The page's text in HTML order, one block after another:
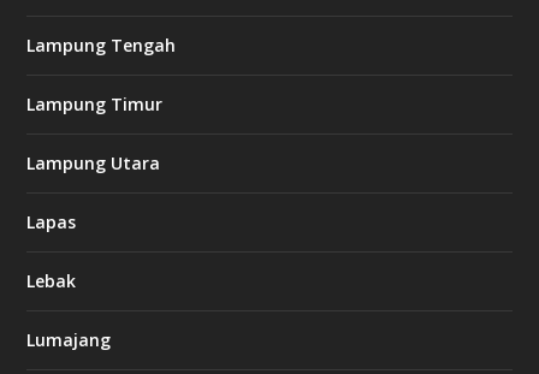
Lampung Tengah
Lampung Timur
Lampung Utara
Lapas
Lebak
Lumajang